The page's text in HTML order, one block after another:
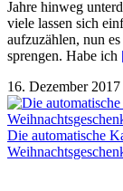
Jahre hinweg
viele lassen sich
aufzuzählen, nun
sprengen. Habe ich
16. Dezember 2017
Die automatische